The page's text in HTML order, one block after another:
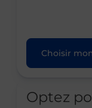
Choisir
Optez